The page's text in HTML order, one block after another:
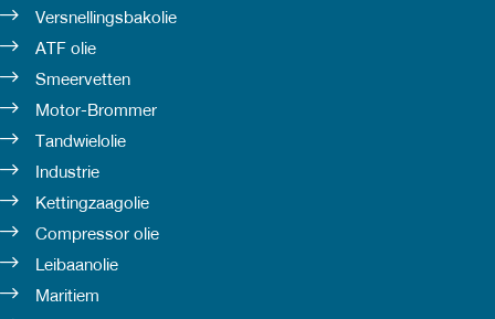
Versnellingsbakolie
ATF olie
Smeervetten
Motor-Brommer
Tandwielolie
Industrie
Kettingzaagolie
Compressor olie
Leibaanolie
Maritiem